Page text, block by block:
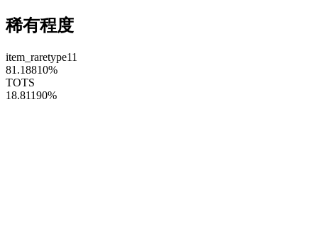
稀有程度
item_raretype11
81.18810%
TOTS
18.81190%